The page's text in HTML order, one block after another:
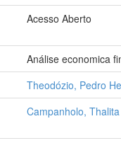
Acesso Aberto
Análise economica
Theodózio, Pedro
Campanholo,